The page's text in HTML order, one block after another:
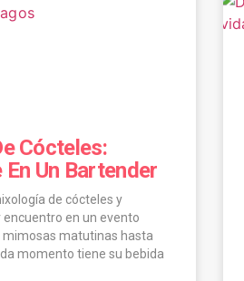
Cócteles:
Un Bartender
de cócteles y
en un evento
matutinas hasta
momento tiene su bebida